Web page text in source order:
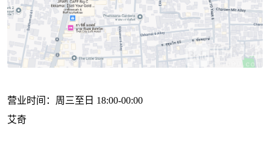
营业时间：周三至日 18:00-00:00
艾奇